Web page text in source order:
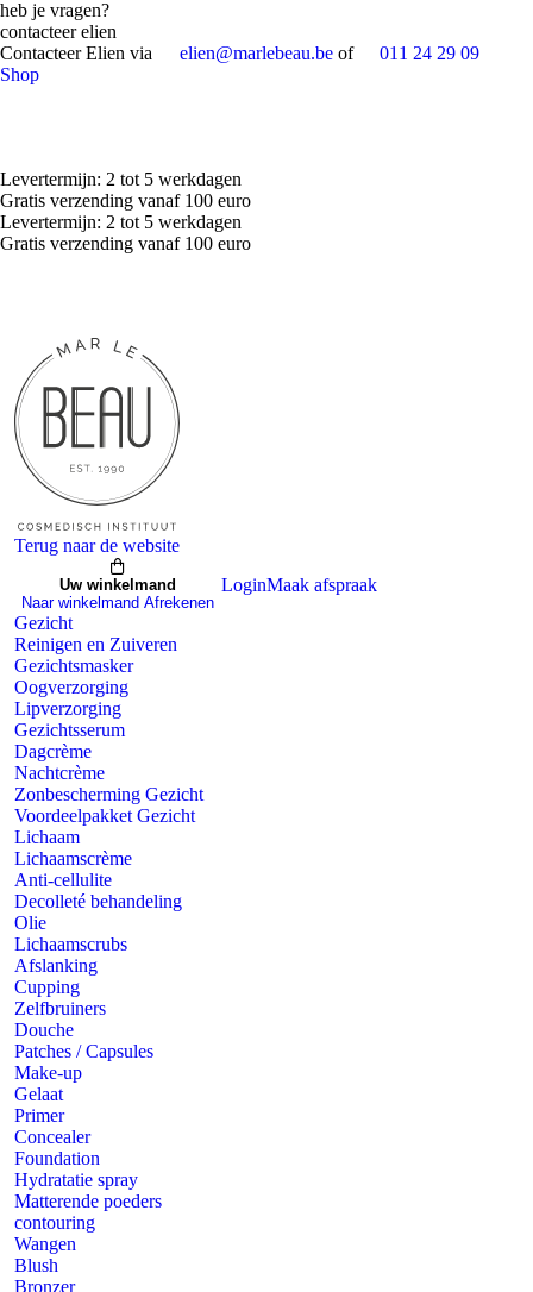
heb je vragen?
contacteer elien
Contacteer Elien via
elien@marlebeau.be of
011 24 29 09
Shop
Naar winkelmand Afrekenen
Gezicht
Reinigen en Zuiveren
Gezichtsmasker
Oogverzorging
Lipverzorging
Gezichtsserum
Dagcrème
Nachtcrème
Zonbescherming Gezicht
Voordeelpakket Gezicht
Lichaam
Lichaamscrème
Anti-cellulite
Decolleté behandeling
Olie
Lichaamscrubs
Afslanking
Cupping
Zelfbruiners
Douche
Patches / Capsules
Make-up
Gelaat
Primer
Concealer
Foundation
Hydratatie spray
Matterende poeders
contouring
Wangen
Blush
Bronzer
Highlighter
Ogen
eyeliner
wimpers
oogschaduw
Primers
Wenkbrauwen
Lippen
Accessoires
Make-up penselen
Zonbescherming
Levertermijn: 2 tot 5 werkdagen
Gratis verzending vanaf 100 euro
Levertermijn: 2 tot 5 werkdagen
Gratis verzending vanaf 100 euro
Terug naar de website
Uw winkelmand
Naar winkelmand Afrekenen
LoginMaak afspraak
Gezicht
Reinigen en Zuiveren
Gezichtsmasker
Oogverzorging
Lipverzorging
Gezichtsserum
Dagcrème
Nachtcrème
Zonbescherming Gezicht
Voordeelpakket Gezicht
Lichaam
Lichaamscrème
Anti-cellulite
Decolleté behandeling
Olie
Lichaamscrubs
Afslanking
Cupping
Zelfbruiners
Douche
Patches / Capsules
Make-up
Gelaat
Primer
Concealer
Foundation
Hydratatie spray
Matterende poeders
contouring
Wangen
Blush
Bronzer